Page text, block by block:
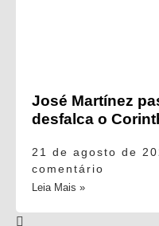
José Martínez
desfalca o
21 de agosto de
comentário
Leia Mais »